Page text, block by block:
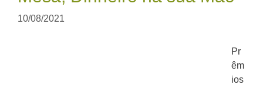
10/08/2021
Pr
êm
ios